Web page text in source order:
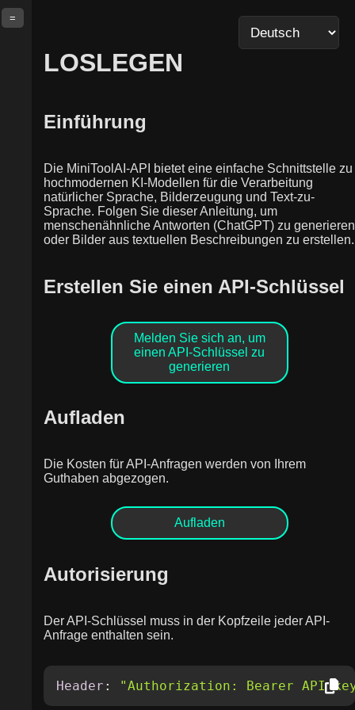
=
LOSLEGEN
Einführung
Die MiniToolAI-API bietet eine einfache Schnittstelle zu
hochmodernen KI-Modellen für die Verarbeitung
natürlicher Sprache, Bilderzeugung und Text-zu-
Sprache. Folgen Sie dieser Anleitung, um
menschenähnliche Antworten (ChatGPT) zu generieren
oder Bilder aus textuellen Beschreibungen zu erstellen.
Erstellen Sie einen API-Schlüssel
Melden Sie sich an, um
einen API-Schlüssel zu
generieren
Aufladen
Die Kosten für API-Anfragen werden von Ihrem
Guthaben abgezogen.
Aufladen
Autorisierung
Der API-Schlüssel muss in der Kopfzeile jeder API-
Anfrage enthalten sein.
Header : "Authorization: Bearer